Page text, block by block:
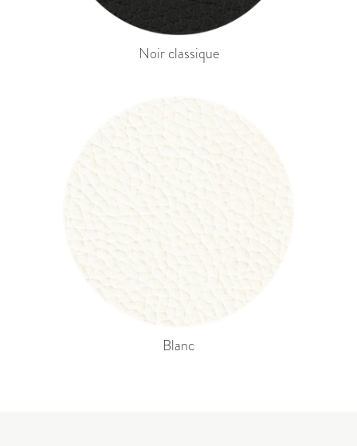
Noir classique
Blanc​